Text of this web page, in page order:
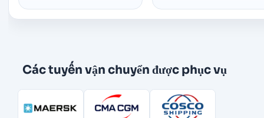
Các tuyến vận chuyển được phục vụ